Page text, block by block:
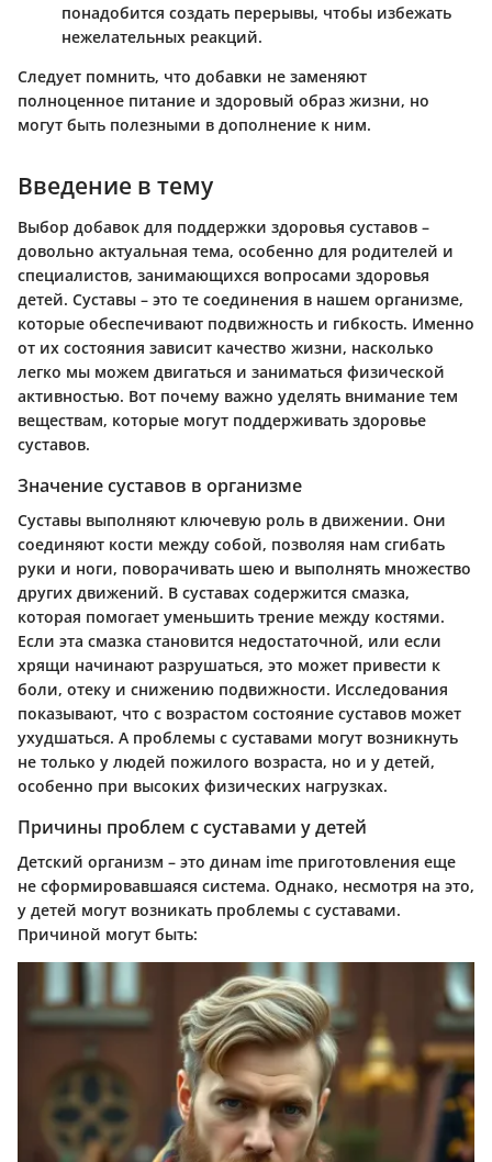
понадобится создать перерывы, чтобы избежать
нежелательных реакций.
Следует помнить, что добавки не заменяют
полноценное питание и здоровый образ жизни, но
могут быть полезными в дополнение к ним.
Введение в тему
Выбор добавок для поддержки здоровья суставов –
довольно актуальная тема, особенно для родителей и
специалистов, занимающихся вопросами здоровья
детей. Суставы – это те соединения в нашем организме,
которые обеспечивают подвижность и гибкость. Именно
от их состояния зависит качество жизни, насколько
легко мы можем двигаться и заниматься физической
активностью. Вот почему важно уделять внимание тем
веществам, которые могут поддерживать здоровье
суставов.
Значение суставов в организме
Суставы выполняют ключевую роль в движении. Они
соединяют кости между собой, позволяя нам сгибать
руки и ноги, поворачивать шею и выполнять множество
других движений. В суставах содержится смазка,
которая помогает уменьшить трение между костями.
Если эта смазка становится недостаточной, или если
хрящи начинают разрушаться, это может привести к
боли, отеку и снижению подвижности. Исследования
показывают, что с возрастом состояние суставов может
ухудшаться. А проблемы с суставами могут возникнуть
не только у людей пожилого возраста, но и у детей,
особенно при высоких физических нагрузках.
Причины проблем с суставами у детей
Детский организм – это динам ime приготовления еще
не сформировавшаяся система. Однако, несмотря на это,
у детей могут возникать проблемы с суставами.
Причиной могут быть: